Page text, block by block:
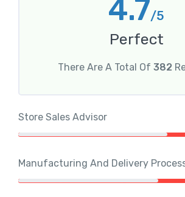
4.7/5
Perfect
There Are A Total Of 382
Store Sales Advisor
Manufacturing And Delivery